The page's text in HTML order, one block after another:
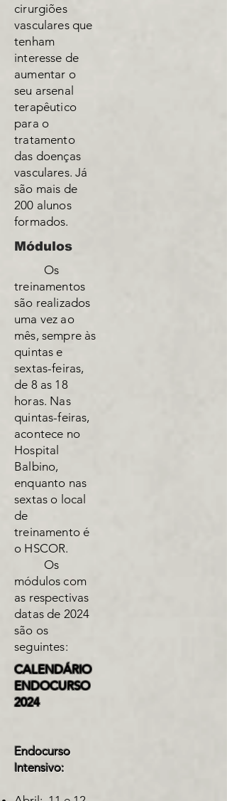
cirurgiões
vasculares que
tenham
interesse de
aumentar o
seu arsenal
terapêutico
para o
tratamento
das doenças
vasculares. Já
são mais de
200 alunos
formados.
​Módulos
Os
treinamentos
são realizados
uma vez ao
mês, sempre às
quintas e
sextas-feiras,
de 8 as 18
horas. Nas
quintas-feiras,
acontece no
Hospital
Balbino,
enquanto nas
sextas o local
de
treinamento é
o HSCOR.
Os
módulos com
as respectivas
datas de 2024
são os
seguintes:
CALENDÁRIO
ENDOCURSO
2024
Endocurso
Intensivo: